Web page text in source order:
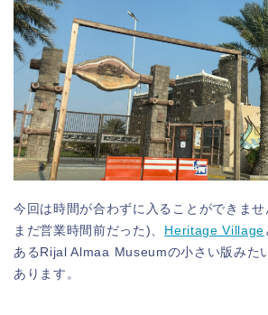
今回は時間が合わずに入ることができま
まだ営業時間前だった)、
Heritage Village
あるRijal Almaa Museumの小さい版みた
あります。